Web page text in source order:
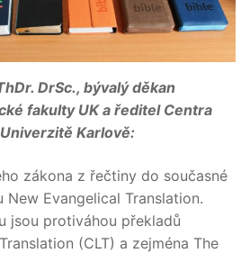
DrSc., bývalý děkan
fakulty UK a ředitel Centra
Karlově:
zákona z řečtiny do současné
Evangelical Translation.
jsou protiváhou překladů
(CLT) a zejména The